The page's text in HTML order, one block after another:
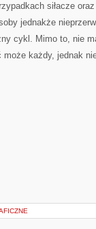
siłacze
jednakże
cykl. Mimo to, nie
może każdy, jednak